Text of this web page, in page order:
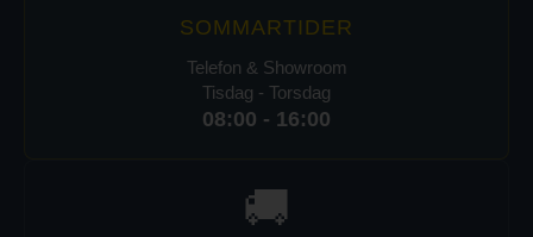
SOMMARTIDER
Telefon & Showroom
Tisdag - Torsdag
08:00 - 16:00
🚚